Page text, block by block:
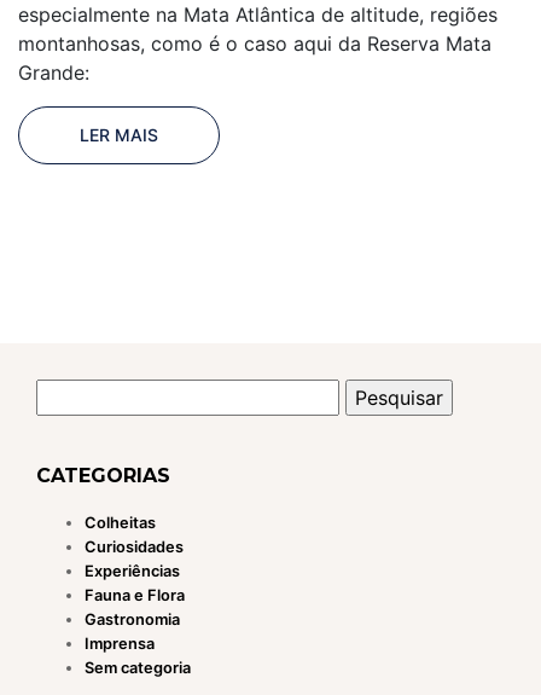
especialmente na Mata Atlântica de altitude, regiões
montanhosas, como é o caso aqui da Reserva Mata
Grande:
LER MAIS
por:
CATEGORIAS
Colheitas
Curiosidades
Experiências
Fauna e Flora
Gastronomia
Imprensa
Sem categoria